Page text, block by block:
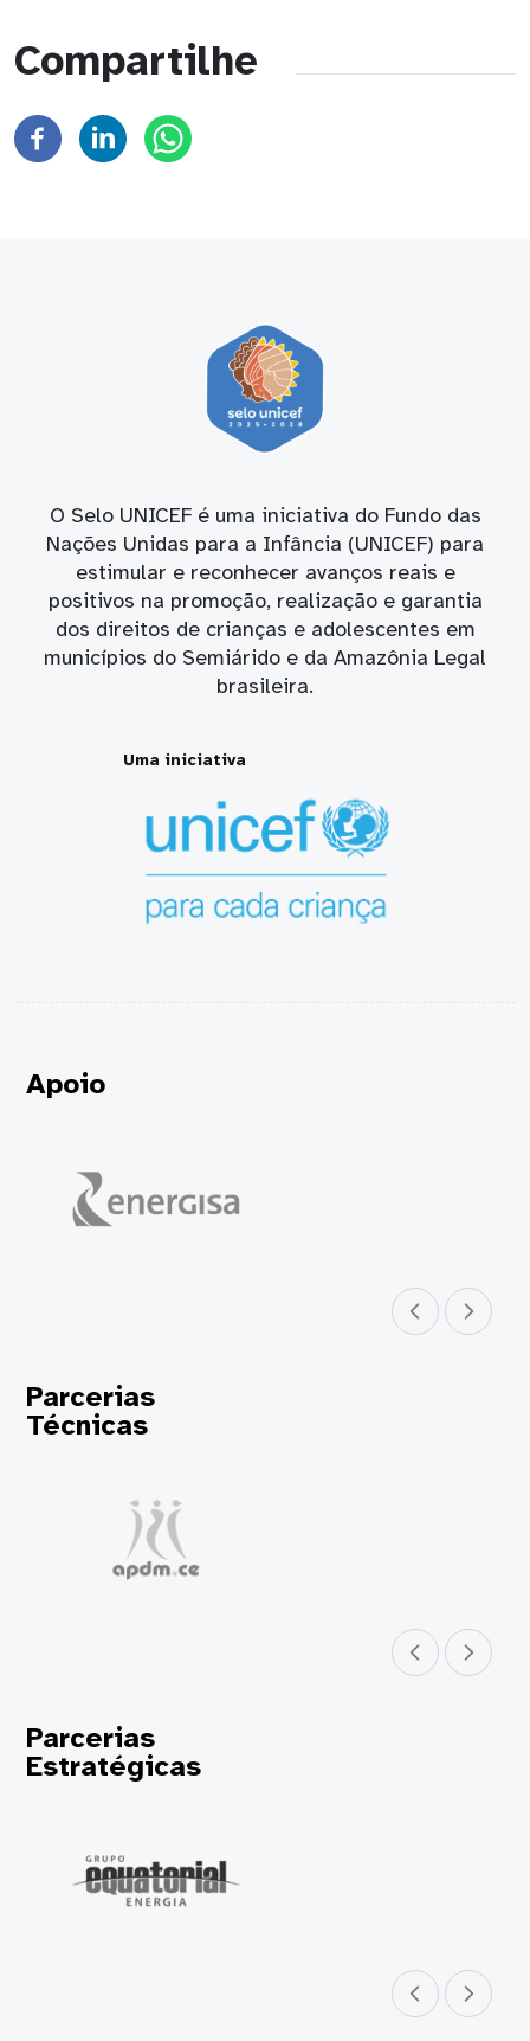
Compartilhe
O Selo UNICEF é uma iniciativa do Fundo das
Nações Unidas para a Infância (UNICEF) para
estimular e reconhecer avanços reais e
positivos na promoção, realização e garantia
dos direitos de crianças e adolescentes em
municípios do Semiárido e da Amazônia Legal
brasileira.
Uma iniciativa
Apoio
Parceiro anterior
Próximo
Parcerias
Técnicas
Parceiro anterior
Próximo
Parcerias
Estratégicas
Parceiro anterior
Próximo